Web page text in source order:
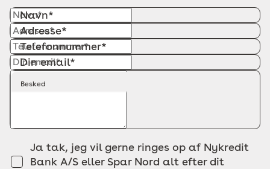
Navn*
Adresse*
Telefonnummer*
Din email*
Besked
Ja tak, jeg vil gerne ringes op af Nykredit
Bank A/S eller Spar Nord alt efter dit